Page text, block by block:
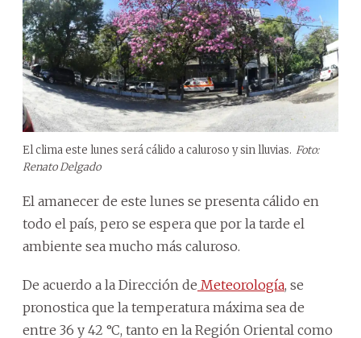
El clima este lunes será cálido a caluroso y sin lluvias. Foto:
Renato Delgado
El amanecer de este lunes se presenta cálido en
todo el país, pero se espera que por la tarde el
ambiente sea mucho más caluroso.
De acuerdo a la Dirección de Meteorología, se
pronostica que la temperatura máxima sea de
entre 36 y 42 °C, tanto en la Región Oriental como